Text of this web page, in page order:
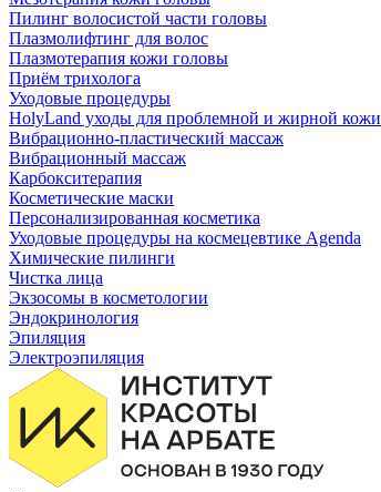
Пилинг волосистой части головы
Плазмолифтинг для волос
Плазмотерапия кожи головы
Приём трихолога
Уходовые процедуры
HolyLand уходы для проблемной и жирной кожи
Вибрационно-пластический массаж
Вибрационный массаж
Карбокситерапия
Косметические маски
Персонализированная косметика
Уходовые процедуры на космецевтике Agenda
Химические пилинги
Чистка лица
Экзосомы в косметологии
Эндокринология
Эпиляция
Электроэпиляция